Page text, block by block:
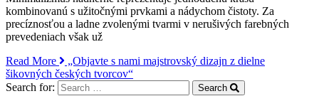
kombinovanú s užitočnými prvkami a nádychom čistoty. Za
precíznosťou a ladne zvolenými tvarmi v nerušivých farebných
prevedeniach však už
Read More
„Objavte s nami majstrovský dizajn z dielne
šikovných českých tvorcov“
Search for:
Search